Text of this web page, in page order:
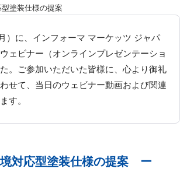
塗装仕様の提案
）に、インフォーマ マーケッツ ジャパ
ェビナー（オンラインプレゼンテーショ
。ご参加いただいた皆様に、心より御礼
せて、当日のウェビナー動画および関連
す。
対応型塗装仕様の提案 ー